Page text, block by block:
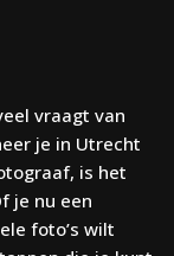
vraagt van
je in Utrecht
is het
je nu een
foto’s wilt